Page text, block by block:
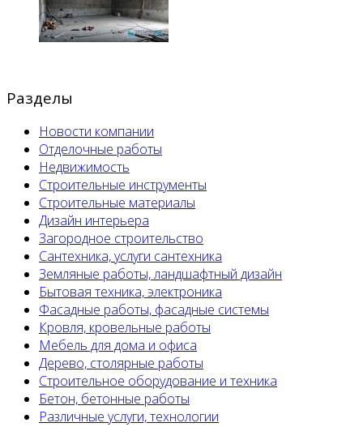
Разделы
Новости компании
Отделочные работы
Недвижимость
Строительные инструменты
Строительные материалы
Дизайн интерьера
Загородное строительство
Сантехника, услуги сантехника
Земляные работы, ландшафтный дизайн
Бытовая техника, электроника
Фасадные работы, фасадные системы
Кровля, кровельные работы
Мебель для дома и офиса
Дерево, столярные работы
Строительное оборудование и техника
Бетон, бетонные работы
Различные услуги, технологии